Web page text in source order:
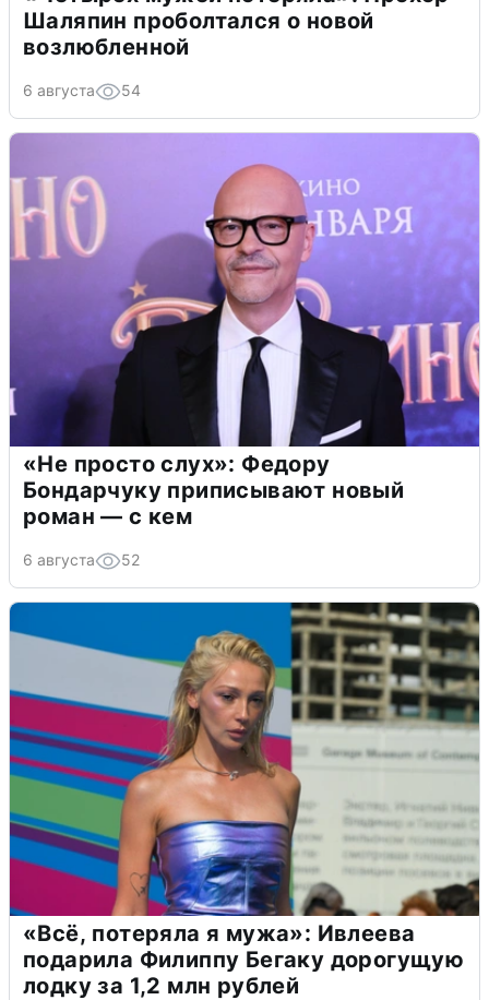
Шаляпин проболтался о новой
возлюбленной
6 августа 54
«Не просто слух»: Федору
Бондарчуку приписывают новый
роман — с кем
6 августа 52
«Всё, потеряла я мужа»: Ивлеева
подарила Филиппу Бегаку дорогущую
лодку за 1,2 млн рублей